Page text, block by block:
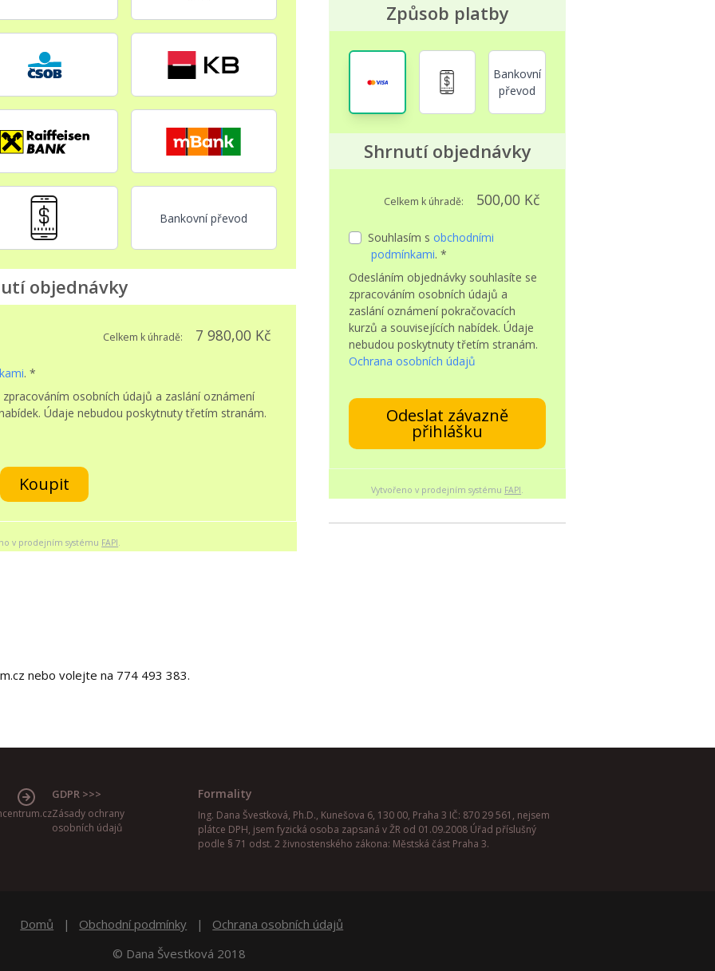
Bankovní převod
objednávky
Celkem k úhradě: 7 980,00 Kč
. *
osobních údajů a zaslání oznámení
Údaje nebudou poskytnuty třetím stranám.
Koupit
v prodejním systému FAPI.
nebo volejte na 774 493 383.
Způsob platby
Bankovní
převod
Shrnutí objednávky
Celkem k úhradě: 500,00 Kč
Souhlasím s obchodními
podmínkami. *
Odesláním objednávky souhlasíte se
zpracováním osobních údajů a
zaslání oznámení pokračovacích
kurzů a souvisejících nabídek. Údaje
nebudou poskytnuty třetím stranám.
Ochrana osobních údajů
Odeslat závazně
přihlášku
Vytvořeno v prodejním systému FAPI.
GDPR >>>
Zásady ochrany
osobních údajů
Formality
Ing. Dana Švestková, Ph.D., Kunešova 6, 130 00, Praha 3 IČ: 870 29 561, nejsem
plátce DPH, jsem fyzická osoba zapsaná v ŽR od 01.09.2008 Úřad příslušný
podle § 71 odst. 2 živnostenského zákona: Městská část Praha 3.
Domů Obchodní podmínky
Ochrana osobních údajů
© Dana Švestková 2018